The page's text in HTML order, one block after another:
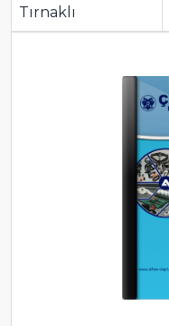
Tırnaklı